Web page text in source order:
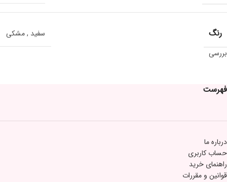
رنگ سفید ,مشکی
بررسی
فهرست
درباره ما
حساب کاربری
راهنمای خرید
قوانین و مقررات